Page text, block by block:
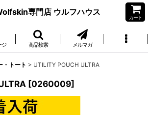
専門店 ウルフハウス
カート
ジ 商品検索 メルマガ
・トート > UTILITY POUCH ULTRA
[0260009]